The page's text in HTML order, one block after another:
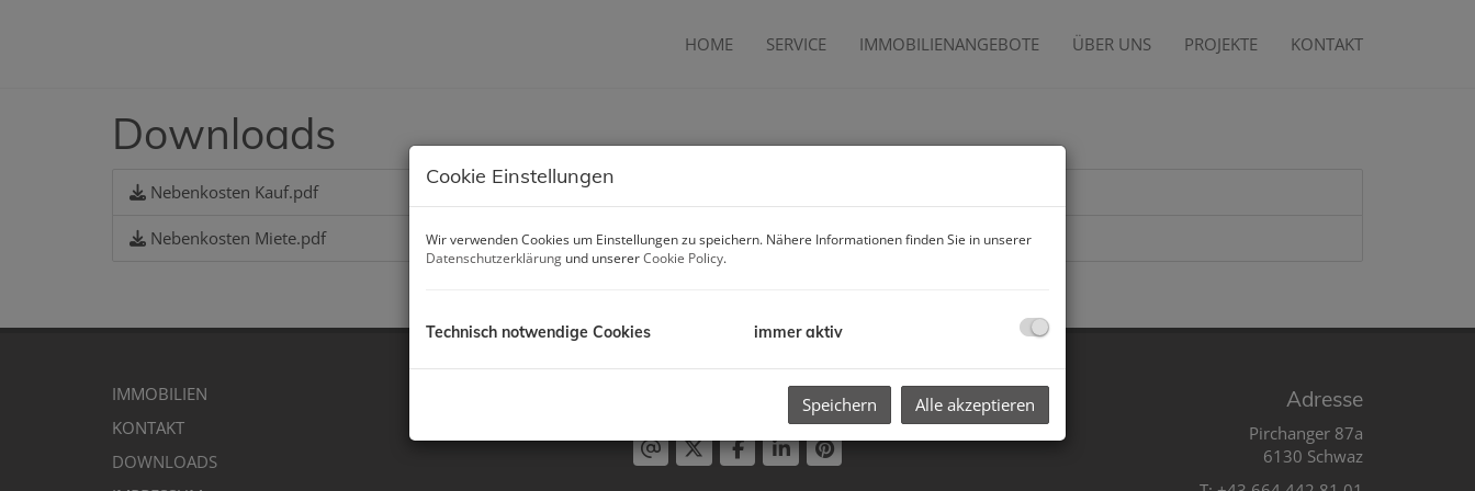
HOME SERVICE IMMOBILIENANGEBOTE ÜBER UNS PROJEKTE KONTAKT
Downloads
Nebenkosten Kauf.pdf
Nebenkosten Miete.pdf
IMMOBILIEN
KONTAKT
DOWNLOADS
Empfehlen Sie uns weiter: Adresse
Pirchanger 87a
6130 Schwaz
Cookie Einstellungen
Wir verwenden Cookies um Einstellungen zu speichern. Nähere Informationen finden Sie in unserer
Datenschutzerklärung und unsererCookie Policy.
Technisch notwendige Cookies immer aktiv
Speichern Alle akzeptieren